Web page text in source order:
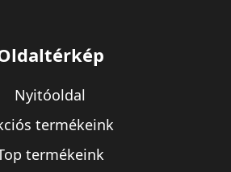
Nyitóoldal
termékeink
termékeink